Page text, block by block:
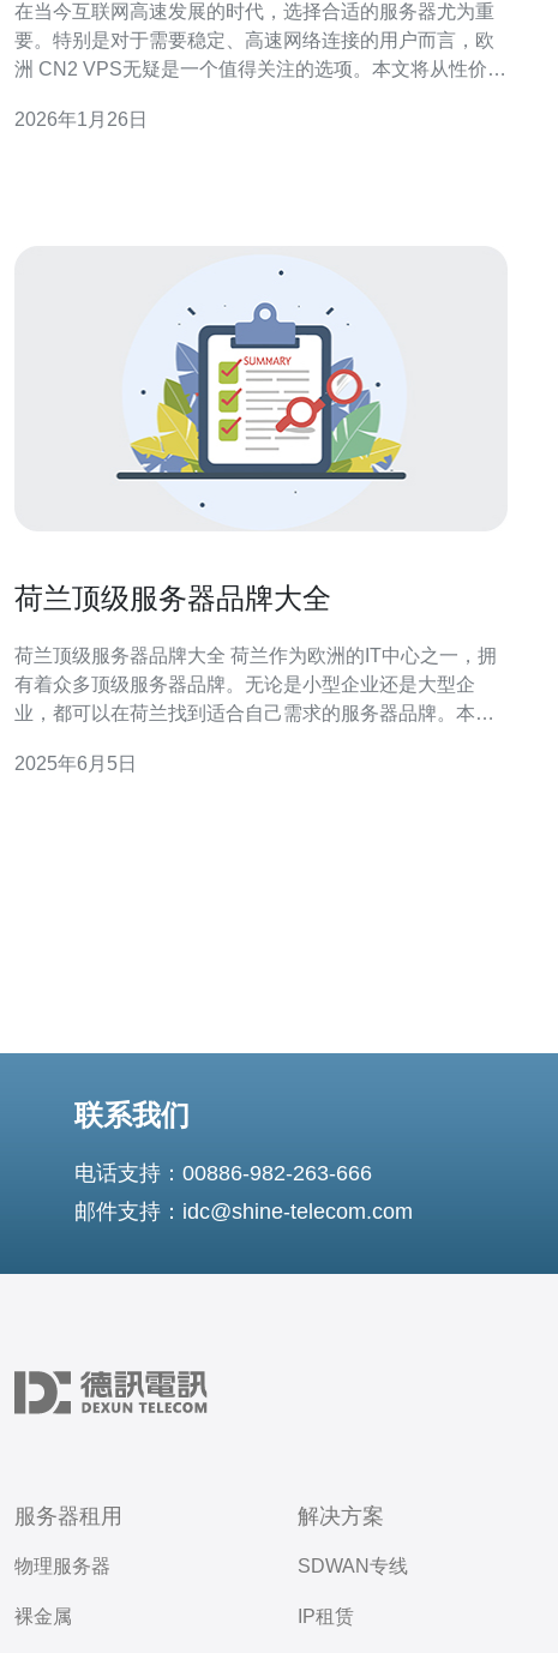
在当今互联网高速发展的时代，选择合适的服务器尤为重
要。特别是对于需要稳定、高速网络连接的用户而言，欧
洲 CN2 VPS无疑是一个值得关注的选项。本文将从性价
明智的选择。 什么是欧洲 CN2 VPS？ 欧洲 CN2 VPS指
2026年1月26日
荷兰顶级服务器品牌大全
荷兰顶级服务器品牌大全 荷兰作为欧洲的IT中心之一，拥
有着众多顶级服务器品牌。无论是小型企业还是大型企
业，都可以在荷兰找到适合自己需求的服务器品牌。本文
的服务器品牌之一，在荷兰市场也占据一席之地。其产品
2025年6月5日
联系我们
电话支持：00886-982-263-666
邮件支持：idc@shine-telecom.com
服务器租用
物理服务器
裸金属
解决方案
SDWAN专线
IP租赁